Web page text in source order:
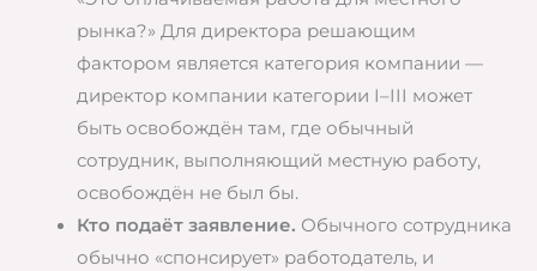
рынка?» Для директора решающим
фактором является категория компании —
директор компании категории I–III может
быть освобождён там, где обычный
сотрудник, выполняющий местную работу,
освобождён не был бы.
Кто подаёт заявление. Обычного сотрудника
обычно «спонсирует» работодатель, и